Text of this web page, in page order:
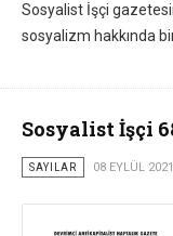
Sosyalist İşçi
sosyalizm hakkında
Sosyalist İşçi
SAYILAR 08 EYLÜL 2021